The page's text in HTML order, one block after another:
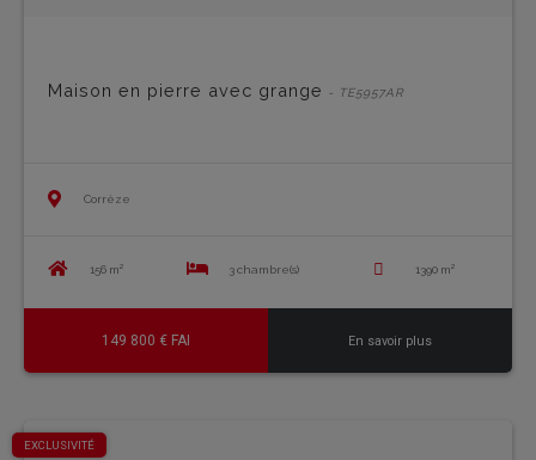
Maison en pierre avec grange - TE5957AR
Corrèze
156 m² 3 chambre(s) 1390 m²
149 800 € FAI En savoir plus
EXCLUSIVITÉ